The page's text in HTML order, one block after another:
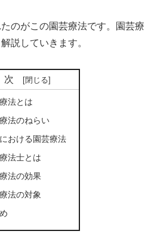
のがこの園芸療法です。園芸療
説していきます。
次
法とは
法のねらい
おける園芸療法
法士とは
法の効果
法の対象